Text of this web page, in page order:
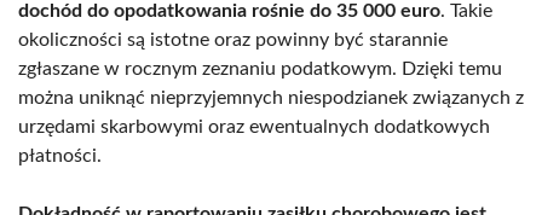
dochód do opodatkowania rośnie do 35 000 euro. Takie
okoliczności są istotne oraz powinny być starannie
zgłaszane w rocznym zeznaniu podatkowym. Dzięki temu
można uniknąć nieprzyjemnych niespodzianek związanych z
urzędami skarbowymi oraz ewentualnych dodatkowych
płatności.